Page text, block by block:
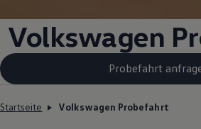
Volkswagen
Probefahrt
Startseite Volkswagen Probefahrt